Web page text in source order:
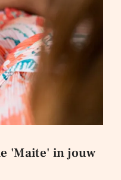
'Maite' in jouw